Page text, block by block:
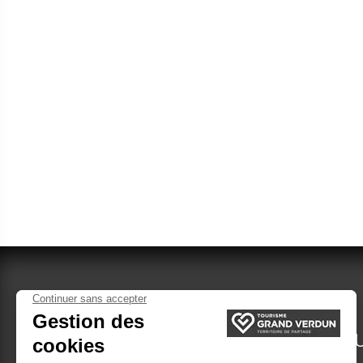
VERDUN TOURISME